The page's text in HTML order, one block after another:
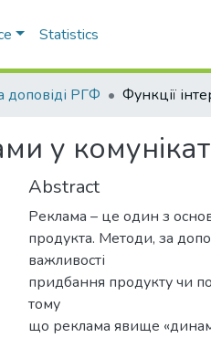
Statistics
доповіді РГФ
у
Abstract
Реклама – це один з
продукта. Методи, за
важливості
придбання продукту чи
тому
що реклама явище